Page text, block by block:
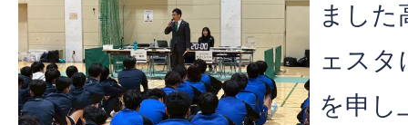
ました
ェスタ
を申し